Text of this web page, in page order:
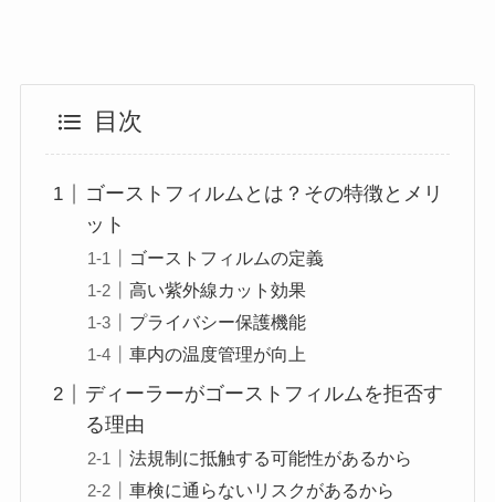
目次
ゴーストフィルムとは？その特徴とメリ
ット
ゴーストフィルムの定義
高い紫外線カット効果
プライバシー保護機能
車内の温度管理が向上
ディーラーがゴーストフィルムを拒否す
る理由
法規制に抵触する可能性があるから
車検に通らないリスクがあるから